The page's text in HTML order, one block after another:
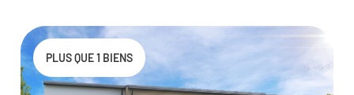
PLUS QUE 1 BIENS